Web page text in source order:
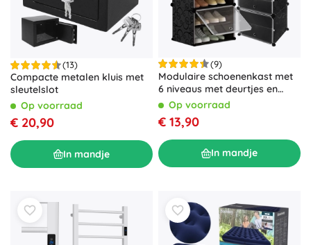
(13)
Compacte metalen kluis met
sleutelslot
Op voorraad
€ 20,90
In mandje
(9)
Modulaire schoenenkast met
6 niveaus met deurtjes en
kapstok
Op voorraad
€ 13,90
In mandje